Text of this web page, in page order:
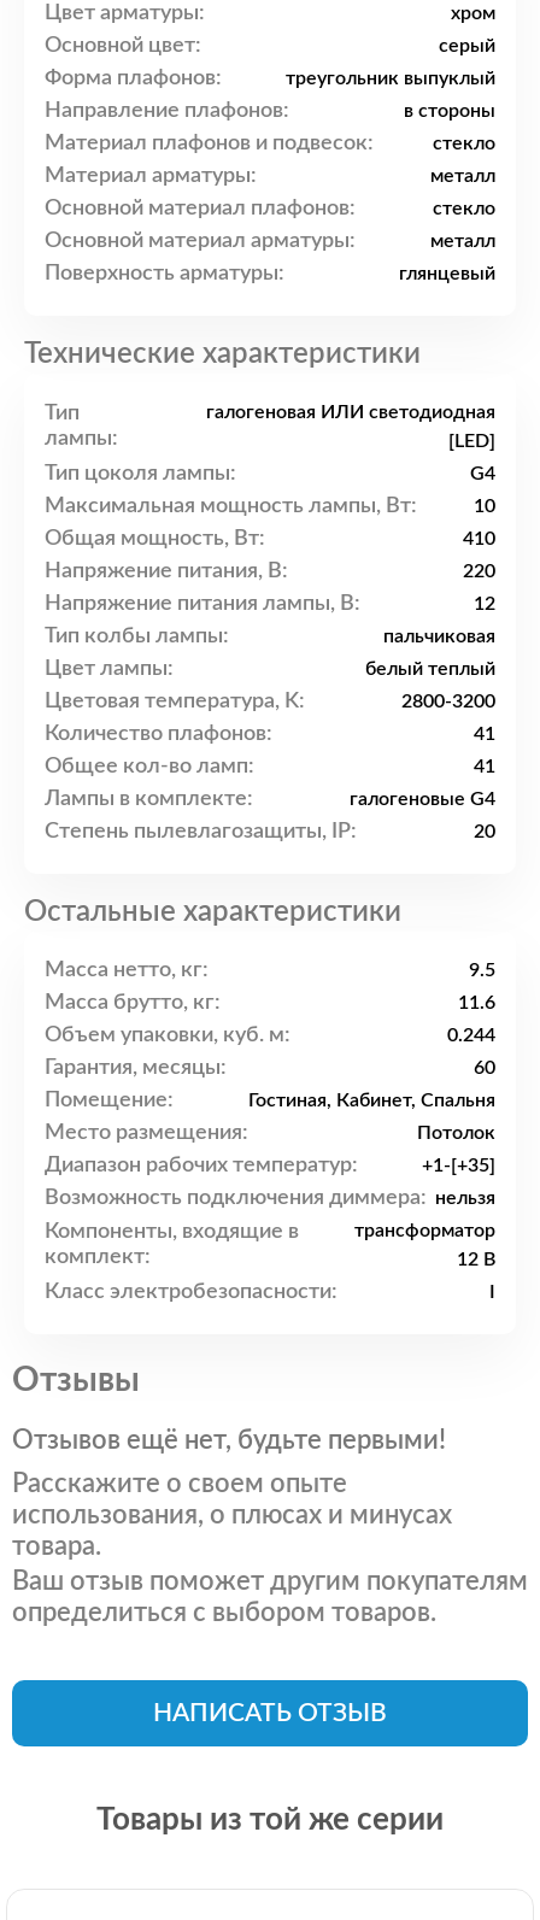
Цвет арматуры: хром
Основной цвет: серый
Форма плафонов: треугольник выпуклый
Направление плафонов: в стороны
Материал плафонов и подвесок: стекло
Материал арматуры: металл
Основной материал плафонов: стекло
Основной материал арматуры: металл
Поверхность арматуры: глянцевый
Технические характеристики
Тип
лампы:
галогеновая ИЛИ светодиодная
[LED]
Тип цоколя лампы: G4
Максимальная мощность лампы, Вт: 10
Общая мощность, Вт: 410
Напряжение питания, В: 220
Напряжение питания лампы, В: 12
Тип колбы лампы: пальчиковая
Цвет лампы: белый теплый
Цветовая температура, K: 2800-3200
Количество плафонов: 41
Общее кол-во ламп: 41
Лампы в комплекте: галогеновые G4
Степень пылевлагозащиты, IP: 20
Остальные характеристики
Масса нетто, кг: 9.5
Масса брутто, кг: 11.6
Объем упаковки, куб. м: 0.244
Гарантия, месяцы: 60
Помещение: Гостиная, Кабинет, Спальня
Место размещения: Потолок
Диапазон рабочих температур: +1-[+35]
Возможность подключения диммера: нельзя
Компоненты, входящие в
комплект:
трансформатор
12 В
Класс электробезопасности:
Отзывы
Отзывов ещё нет, будьте первыми!
Расскажите о своем опыте
использования, о плюсах и минусах
товара.
Ваш отзыв поможет другим покупателям
определиться с выбором товаров.
НАПИСАТЬ ОТЗЫВ
Товары из той же серии